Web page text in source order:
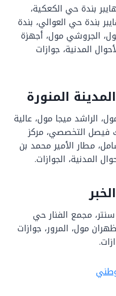
بندة حي الكعكية،
بندة حي العوالي، بندة
الجروشي مول، أجهزة
المدنية، جوازات
المنورة
الراشد ميجا مول، عالية
التخصصي، مركز
مطار الأمير محمد بن
المدنية، الجوازات.
مجمع الفنار حي
مول، المرور، جوازات